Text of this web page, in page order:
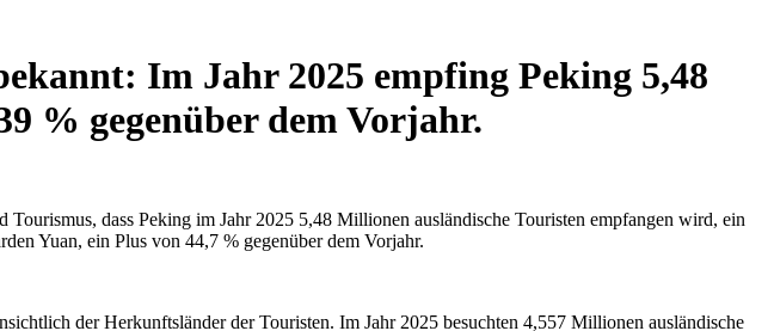
Im Jahr 2025 empfing Peking 5,48
% gegenüber dem Vorjahr.
dass Peking im Jahr 2025 5,48 Millionen ausländische Touristen empfangen wird, ein
Yuan, ein Plus von 44,7 % gegenüber dem Vorjahr.
der Herkunftsländer der Touristen. Im Jahr 2025 besuchten 4,557 Millionen ausländische